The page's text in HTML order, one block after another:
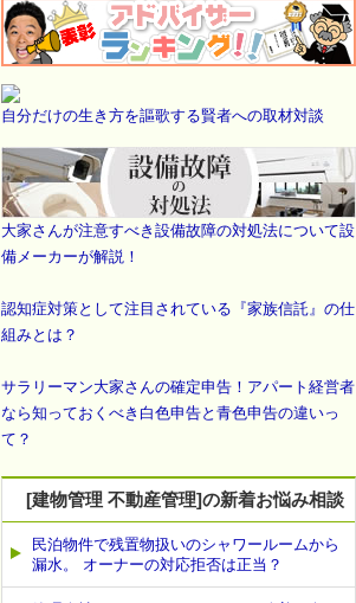
自分だけの生き方を謳歌する賢者への取材対談
大家さんが注意すべき設備故障の対処法について設
備メーカーが解説！
認知症対策として注目されている『家族信託』の仕
組みとは？
サラリーマン大家さんの確定申告！アパート経営者
なら知っておくべき白色申告と青色申告の違いっ
て？
[建物管理 不動産管理]の新着お悩み相談
民泊物件で残置物扱いのシャワールームから
漏水。 オーナーの対応拒否は正当？